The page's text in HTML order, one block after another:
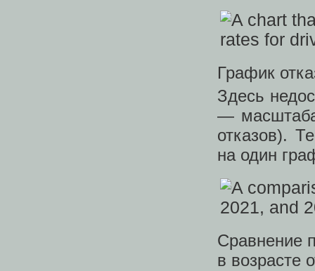
График
Здесь
—
отказов).
на один
Сравнение
в возрасте